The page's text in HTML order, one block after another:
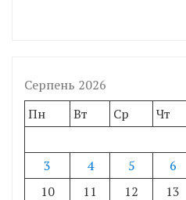
Серпень 2026
Пн
Вт Ср Чт
3
4 5 6
10
11 12 13